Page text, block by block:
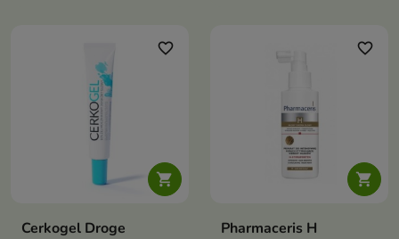

favorite_border
Cerkogel Droge

favorite_border
Pharmaceris H